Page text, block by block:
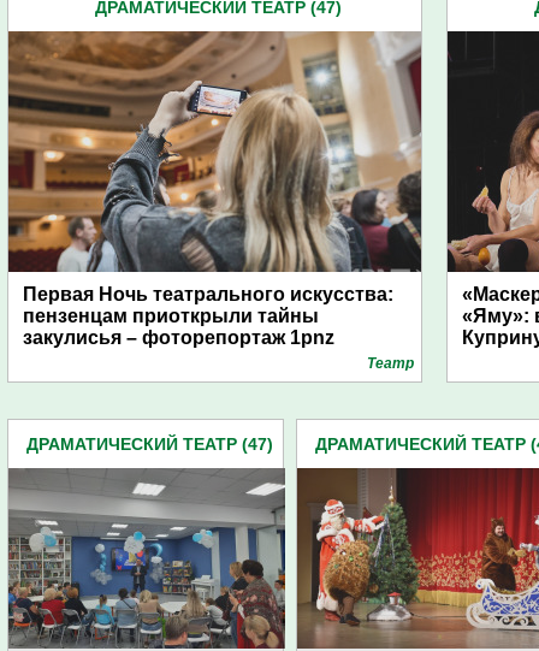
ДРАМАТИЧЕСКИЙ ТЕАТР (47)
Первая Ночь театрального искусства:
пензенцам приоткрыли тайны
закулисья – фоторепортаж 1pnz
Театр
«Яму»:
ДРАМАТИЧЕСКИЙ ТЕАТР (47) ДРАМАТИЧЕСКИЙ ТЕАТР